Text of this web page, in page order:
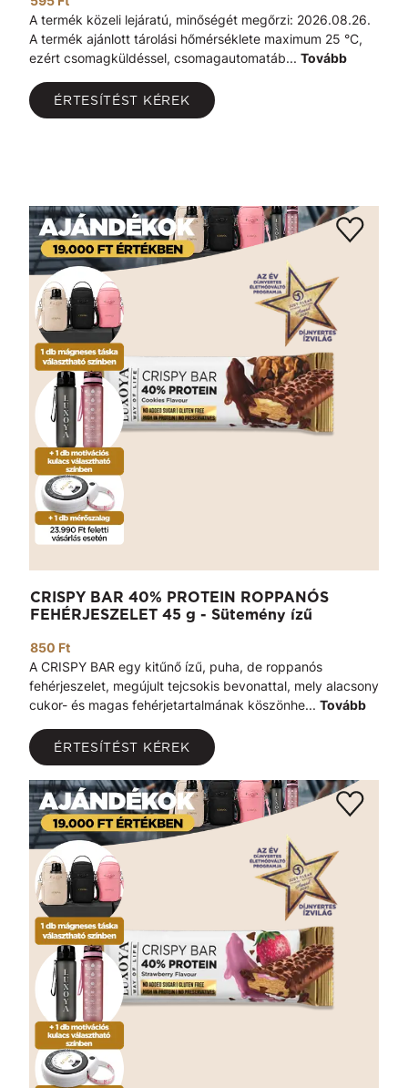
A termék közeli lejáratú, minőségét megőrzi: 2026.08.26.
A termék ajánlott tárolási hőmérséklete maximum 25 °C,
ezért csomagküldéssel, csomagautomatáb... Tovább
ÉRTESÍTÉST KÉREK
CRISPY BAR 40% PROTEIN ROPPANÓS
FEHÉRJESZELET 45 g - Sütemény ízű
850 Ft
A CRISPY BAR egy kitűnő ízű, puha, de roppanós
fehérjeszelet, megújult tejcsokis bevonattal, mely alacsony
cukor- és magas fehérjetartalmának köszönhe... Tovább
ÉRTESÍTÉST KÉREK